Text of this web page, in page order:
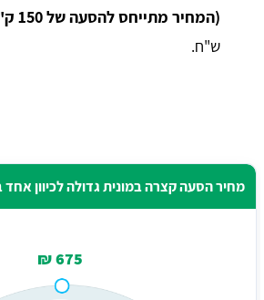
(המחיר מתייחס להסעה של 150 ק"מ):
ש"ח.
מחיר הסעה קצרה במונית גדולה לכיוון אחד
675 ₪